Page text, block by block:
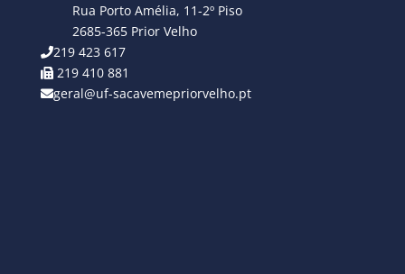
Rua Porto Amélia, 11-2º Piso
2685-365 Prior Velho
219 423 617
219 410 881
geral@uf-sacavemepriorvelho.pt